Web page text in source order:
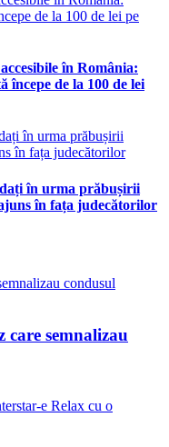
în România:
începe de la 100 de lei
în urma prăbușirii
în fața judecătorilor
semnalizau